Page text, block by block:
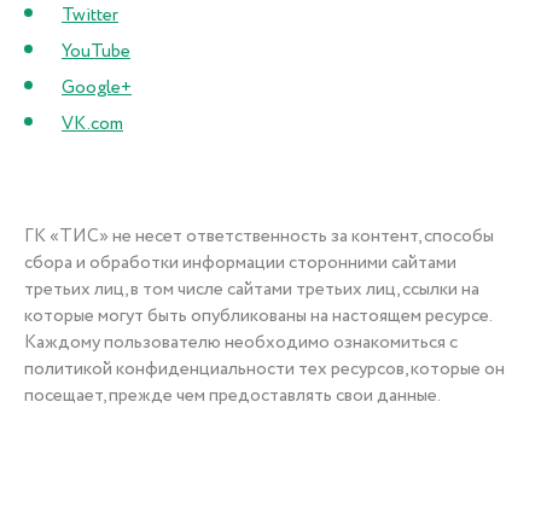
Twitter
YouTube
Google+
VK.com
ГК«ТИС»не несет ответственность за контент, способы
сбора и обработки информации сторонними сайтами
третьих лиц, в том числе сайтами третьих лиц, ссылки на
которые могут быть опубликованы на настоящем ресурсе.
Каждому пользователю необходимо ознакомиться с
политикой конфиденциальности тех ресурсов, которые он
посещает, прежде чем предоставлять свои данные.